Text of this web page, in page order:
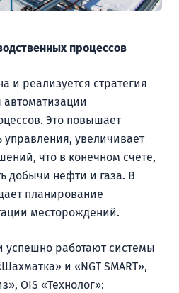
процессов
и реализуется стратегия
Это повышает
управления, увеличивает
что в конечном счете,
добычи нефти и газа. В
планирование
месторождений.
успешно работают системы
и «NGT SMART»,
OIS «Технолог»: